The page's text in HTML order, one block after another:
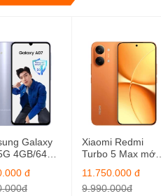
hữu một diện mạo vô
Galaxy
4GB/64GB
đ
Xiaomi Redmi
Turbo 5 Max mới
16GB/256GB
11.750.000 đ
9.990.000đ